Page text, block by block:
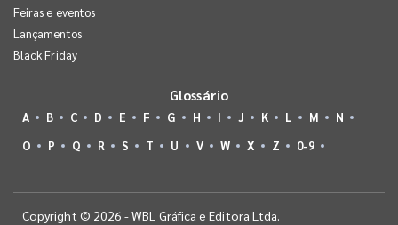
Feiras e eventos
Lançamentos
Black Friday
Glossário
A B C D E F G H I J K L M
N
O
P Q R S T U V W X Z 0-9
Copyright © 2026 - WBL Gráfica e Editora Ltda.